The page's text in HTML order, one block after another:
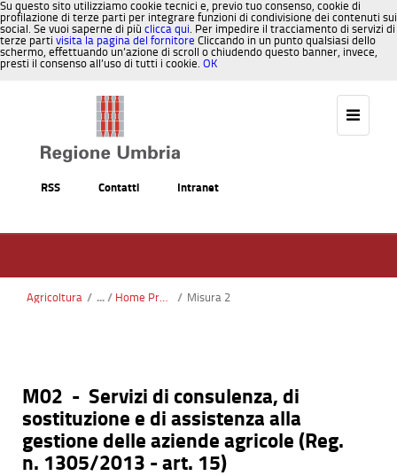
Su questo sito utilizziamo cookie tecnici e, previo tuo consenso, cookie di
profilazione di terze parti per integrare funzioni di condivisione dei contenuti sui
social. Se vuoi saperne di più clicca qui. Per impedire il tracciamento di servizi di
terze parti visita la pagina del fornitore Cliccando in un punto qualsiasi dello
schermo, effettuando un’azione di scroll o chiudendo questo banner, invece,
presti il consenso all’uso di tutti i cookie. OK
RSS Contatti Intranet
Agricoltura / Home Programma di Sviluppo rurale / Misura 2
M02 - Servizi di consulenza, di
sostituzione e di assistenza alla
gestione delle aziende agricole (Reg.
n. 1305/2013 - art. 15)